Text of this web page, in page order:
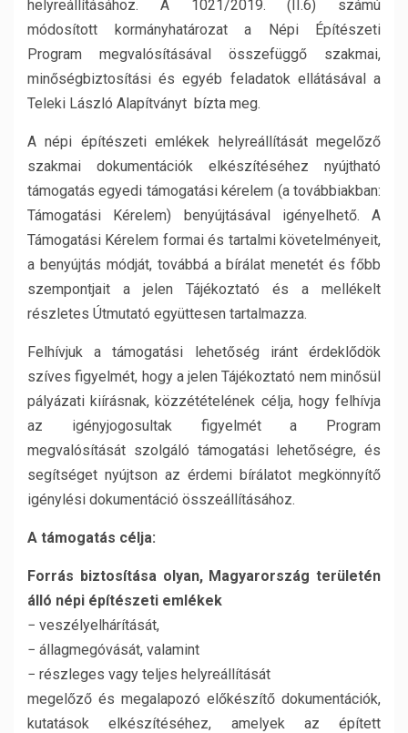
helyreállításához. A 1021/2019. (II.6) számú
módosított kormányhatározat a Népi Építészeti
Program megvalósításával összefüggő szakmai,
minőségbiztosítási és egyéb feladatok ellátásával a
Teleki László Alapítványt bízta meg.
A népi építészeti emlékek helyreállítását megelőző
szakmai dokumentációk elkészítéséhez nyújtható
támogatás egyedi támogatási kérelem (a továbbiakban:
Támogatási Kérelem) benyújtásával igényelhető. A
Támogatási Kérelem formai és tartalmi követelményeit,
a benyújtás módját, továbbá a bírálat menetét és főbb
szempontjait a jelen Tájékoztató és a mellékelt
részletes Útmutató együttesen tartalmazza.
Felhívjuk a támogatási lehetőség iránt érdeklődök
szíves figyelmét, hogy a jelen Tájékoztató nem minősül
pályázati kiírásnak, közzétételének célja, hogy felhívja
az igényjogosultak figyelmét a Program
megvalósítását szolgáló támogatási lehetőségre, és
segítséget nyújtson az érdemi bírálatot megkönnyítő
igénylési dokumentáció összeállításához.
A támogatás célja:
Forrás biztosítása olyan, Magyarország területén
álló népi építészeti emlékek
− veszélyelhárítását,
− állagmegóvását, valamint
− részleges vagy teljes helyreállítását
megelőző és megalapozó előkészítő dokumentációk,
kutatások elkészítéséhez, amelyek az épített